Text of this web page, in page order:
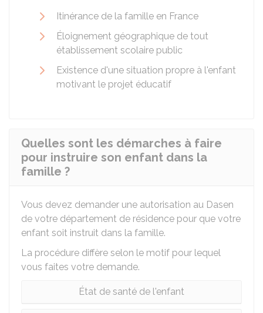
Itinérance de la famille en France
Éloignement géographique de tout
établissement scolaire public
Existence d'une situation propre à l'enfant
motivant le projet éducatif
Quelles sont les démarches à faire
pour instruire son enfant dans la
famille ?
Vous devez demander une autorisation au Dasen
de votre département de résidence pour que votre
enfant soit instruit dans la famille.
La procédure diffère selon le motif pour lequel
vous faites votre demande.
État de santé de l'enfant